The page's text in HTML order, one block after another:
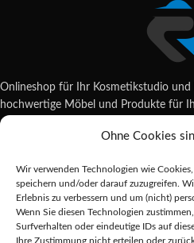
Ohne Cookies
Wir verwenden Technologien wie
speichern und/oder darauf zuzugreifen.
Erlebnis zu verbessern und um (nicht)
Wenn Sie diesen Technologien
Surfverhalten oder eindeutige IDs auf
Ihre Zustimmung nicht erteilen oder
Onlineshop für Ihr Kosmetikstudio und
hochwertige Möbel und Produkte für
Wildsachsener Str. 6, 65207
shop@reda-shop.de
REDA SHOP - Hochwertige